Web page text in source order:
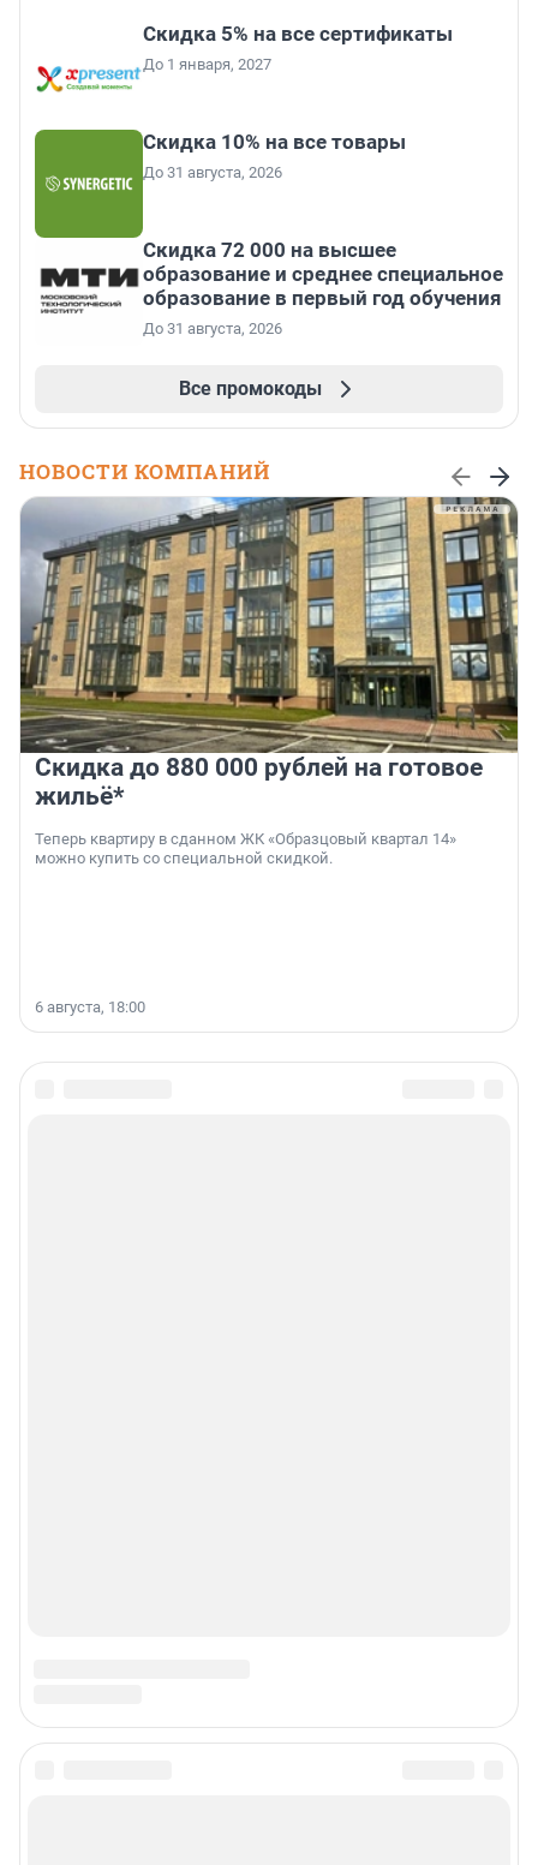
Скидка 5% на все сертификаты
До 1 января, 2027
Скидка 10% на все товары
До 31 августа, 2026
Скидка 72 000 на высшее
образование и среднее специальное
образование в первый год обучения
До 31 августа, 2026
Все промокоды
НОВОСТИ КОМПАНИЙ
Скидка до 880 000 рублей на готовое
жильё*
Теперь квартиру в сданном ЖК «Образцовый квартал 14»
можно купить со специальной скидкой.
6 августа, 18:00